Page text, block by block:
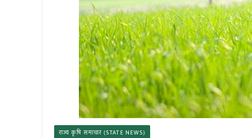
राज्य कृषि समाचार (STATE NEWS)